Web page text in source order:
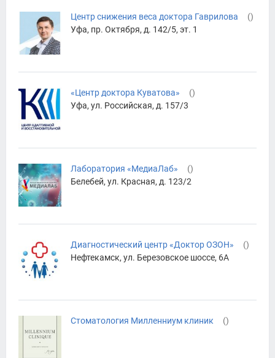
Центр снижения веса доктора Гаврилова ()
Уфа, пр. Октября, д. 142/5, эт. 1
«Центр доктора Куватова» ()
Уфа, ул. Российская, д. 157/3
Лаборатория «МедиаЛаб» ()
Белебей, ул. Красная, д. 123/2
Диагностический центр «Доктор ОЗОН» ()
Нефтекамск, ул. Березовское шоссе, 6А
Стоматология Милленниум клиник ()